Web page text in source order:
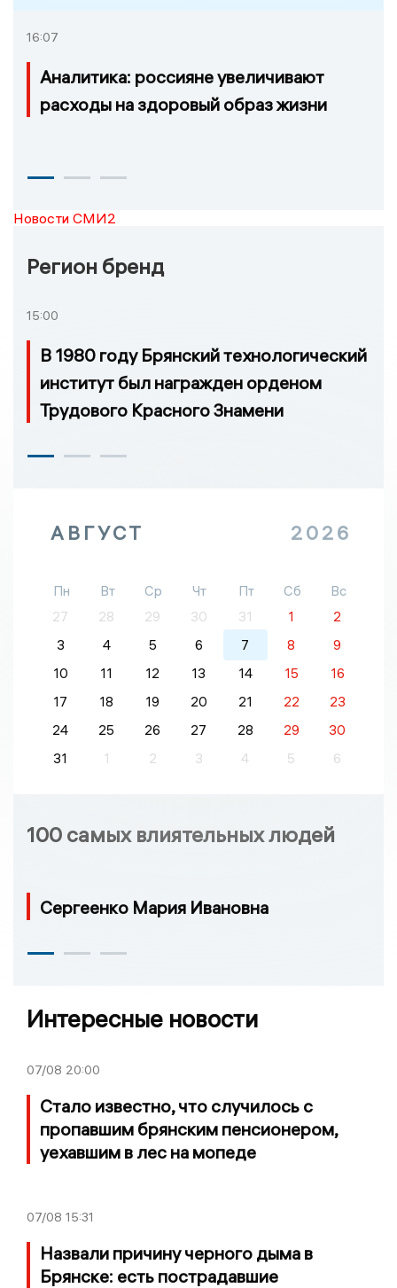
16:07
Аналитика: россияне увеличивают
расходы на здоровый образ жизни
Новости СМИ2
Регион бренд
15:00
В 1980 году Брянский технологический
институт был награжден орденом
Трудового Красного Знамени
АВГУСТ 2026
Пн Вт Ср Чт Пт Сб
Вс
27
28 29 30 31 1
2
3
4 5 6 7 8
9
10
11 12 13 14 15
16
17
18 19 20 21 22
23
24
25 26 27 28 29
30
31
1 2 3 4 5 6
100 самых влиятельных людей
Сергеенко Мария Ивановна
Интересные новости
07/08 20:00
Стало известно, что случилось с
пропавшим брянским пенсионером,
уехавшим в лес на мопеде
07/08 15:31
Назвали причину черного дыма в
Брянске: есть пострадавшие